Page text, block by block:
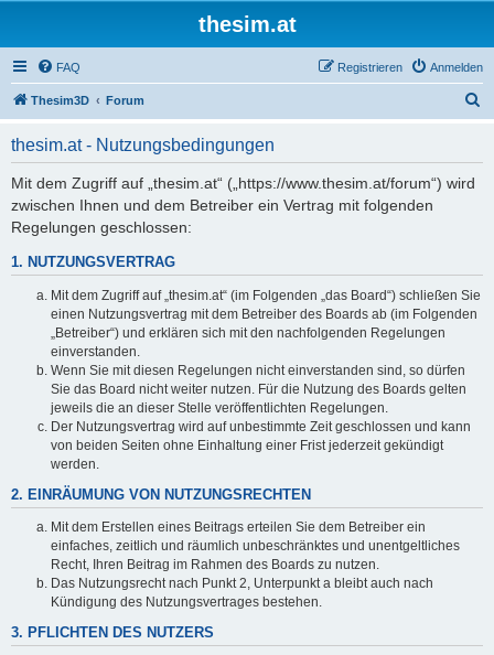
thesim.at
FAQ Anmelden
Registrieren
Thesim3D Forum
thesim.at - Nutzungsbedingungen
Mit dem Zugriff auf „thesim.at“ („https://www.thesim.at/forum“) wird
zwischen Ihnen und dem Betreiber ein Vertrag mit folgenden
Regelungen geschlossen:
1. NUTZUNGSVERTRAG
Mit dem Zugriff auf „thesim.at“ (im Folgenden „das Board“) schließen Sie
einen Nutzungsvertrag mit dem Betreiber des Boards ab (im Folgenden
„Betreiber“) und erklären sich mit den nachfolgenden Regelungen
einverstanden.
Wenn Sie mit diesen Regelungen nicht einverstanden sind, so dürfen
Sie das Board nicht weiter nutzen. Für die Nutzung des Boards gelten
jeweils die an dieser Stelle veröffentlichten Regelungen.
Der Nutzungsvertrag wird auf unbestimmte Zeit geschlossen und kann
von beiden Seiten ohne Einhaltung einer Frist jederzeit gekündigt
werden.
2. EINRÄUMUNG VON NUTZUNGSRECHTEN
Mit dem Erstellen eines Beitrags erteilen Sie dem Betreiber ein
einfaches, zeitlich und räumlich unbeschränktes und unentgeltliches
Recht, Ihren Beitrag im Rahmen des Boards zu nutzen.
Das Nutzungsrecht nach Punkt 2, Unterpunkt a bleibt auch nach
Kündigung des Nutzungsvertrages bestehen.
3. PFLICHTEN DES NUTZERS